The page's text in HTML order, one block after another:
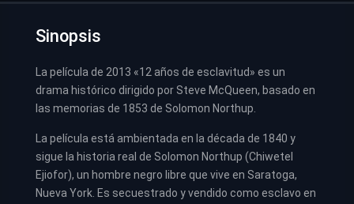
Sinopsis
La película de 2013 «12 años de esclavitud» es un
drama histórico dirigido por Steve McQueen, basado en
las memorias de 1853 de Solomon Northup.
La película está ambientada en la década de 1840 y
sigue la historia real de Solomon Northup (Chiwetel
Ejiofor), un hombre negro libre que vive en Saratoga,
Nueva York. Es secuestrado y vendido como esclavo en